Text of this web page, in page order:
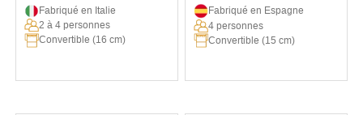
Fabriqué en Italie
2 à 4 personnes
Convertible (16 cm)
Fabriqué en Espagne
4 personnes
Convertible (15 cm)